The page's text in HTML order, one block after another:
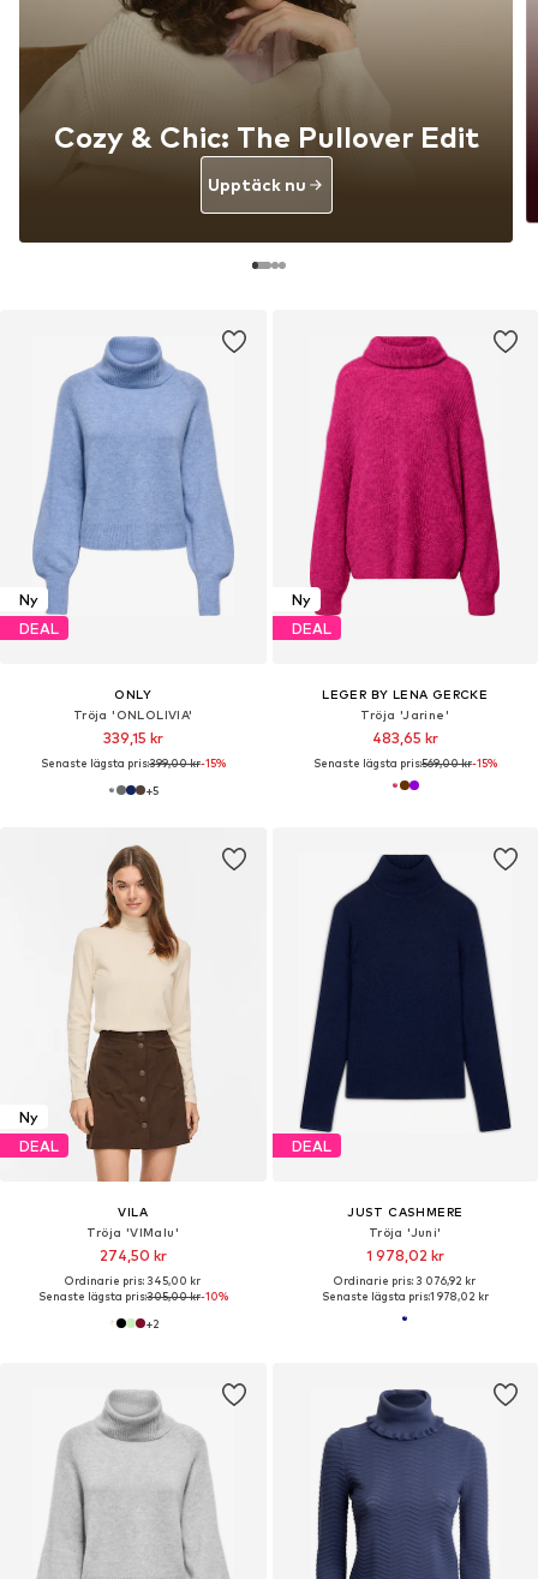
Ny
DEAL
ONLY
Tröja 'ONLOLIVIA'
339,15 kr
Senaste lägsta pris:399,00 kr-15%
+5
Ny
DEAL
LEGER BY LENA GERCKE
Tröja 'Jarine'
483,65 kr
Senaste lägsta pris:569,00 kr-15%
Cozy & Chic: The Pullover Edit
Upptäck nu
Ny
DEAL
VILA
Tröja 'VIMalu'
274,50 kr
Ordinarie pris: 345,00 kr
Senaste lägsta pris:305,00 kr-10%
+2
DEAL
JUST CASHMERE
Tröja 'Juni'
1 978,02 kr
Ordinarie pris: 3 076,92 kr
Senaste lägsta pris:1 978,02 kr